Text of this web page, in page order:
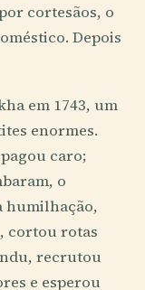
cortesãos, o
Depois
em 1743, um
enormes.
caro;
o
humilhação,
cortou rotas
recrutou
e esperou